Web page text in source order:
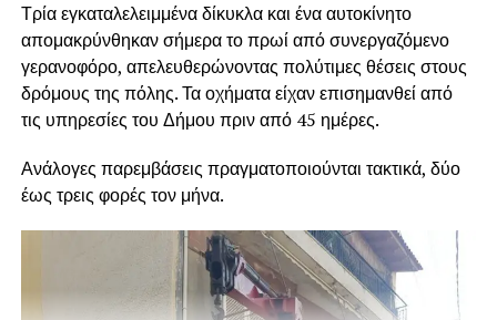
Τρία εγκαταλελειμμένα δίκυκλα και ένα αυτοκίνητο
απομακρύνθηκαν σήμερα το πρωί από συνεργαζόμενο
γερανοφόρο, απελευθερώνοντας πολύτιμες θέσεις στους
δρόμους της πόλης. Τα οχήματα είχαν επισημανθεί από
τις υπηρεσίες του Δήμου πριν από 45 ημέρες.
Ανάλογες παρεμβάσεις πραγματοποιούνται τακτικά, δύο
έως τρεις φορές τον μήνα.